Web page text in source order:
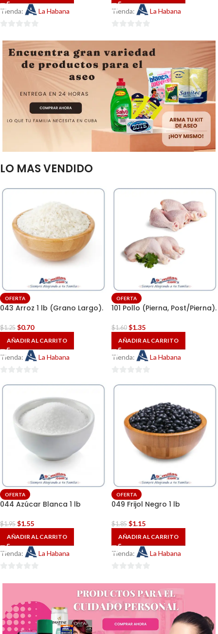
Tienda: La Habana Tienda: La Habana
5
LO MAS VENDIDO
OFERTA
043 Arroz 1 lb (Grano Largo).
$1.25 $0.70
AÑADIR AL CARRITO
Tienda: La Habana
de
OFERTA
101 Pollo (Pierna, Post/Pierna).
$1.60 $1.35
AÑADIR AL CARRITO
Tienda: La Habana
de
OFERTA
044 Azúcar Blanca 1 lb
$1.95 $1.55
AÑADIR AL CARRITO
Tienda: La Habana
OFERTA
049 Frijol Negro 1 lb
$1.85 $1.15
AÑADIR AL CARRITO
Tienda: La Habana
5